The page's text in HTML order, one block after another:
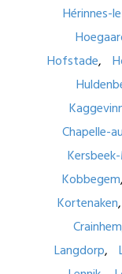
Hérinnes-
Hofstade
Chapelle-
Kobbegem
Kortenaken
Crainhem
Langdorp